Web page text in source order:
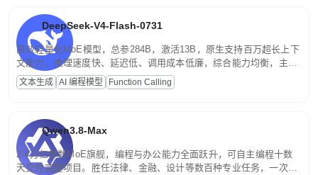
DeepSeek-V4-Flash-0731
高效轻量化MoE模型，总参284B，激活13B，原生支持百万超长上下
文能力。推理速度快、延迟低、调用成本低廉，综合能力均衡，主打
高并发、轻量化任务，适合日常对话、内容创作、基础 RAG、批量
文案处理等普惠刚需场景。
文本生成 AI 编程模型 Function Calling
Qwen3.8-Max
2.4万亿参数MoE旗舰，编程与办公能力全面跃升，可自主编程十数
天交付完整项目。胜任法律、金融、设计等数百种专业任务，一次对